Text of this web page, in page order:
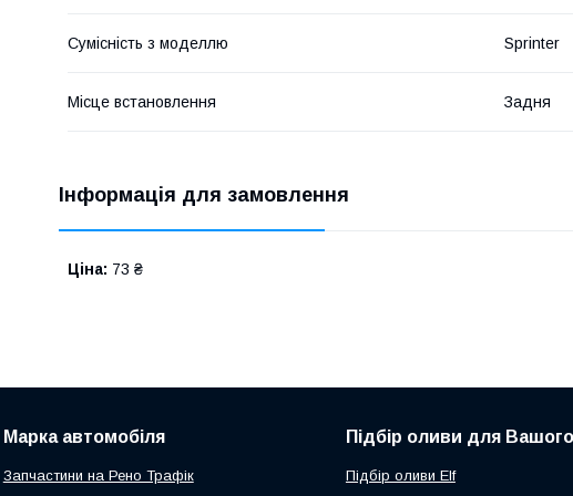
Сумісність з моделлю Sprinter
Місце встановлення Задня
Інформація для замовлення
Ціна: 73 ₴
Марка автомобіля
Запчастини на Рено Трафік
Підбір оливи для
Підбір оливи Elf